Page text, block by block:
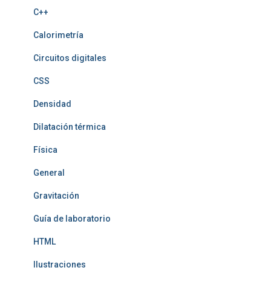
C++
Calorimetría
Circuitos digitales
CSS
Densidad
Dilatación térmica
Física
General
Gravitación
Guía de laboratorio
HTML
Ilustraciones